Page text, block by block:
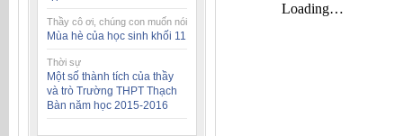
Thầy cô ơi, chúng con muốn nói
Mùa hè của học sinh khối 11
Thời sự
Một số thành tích của thầy
và trò Trường THPT Thạch
Bàn năm học 2015-2016